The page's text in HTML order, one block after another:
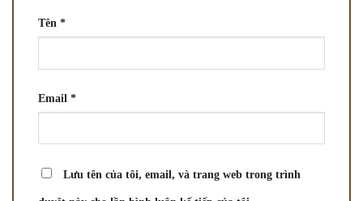
Tên *
Email *
Lưu tên của tôi, email, và trang web trong trình